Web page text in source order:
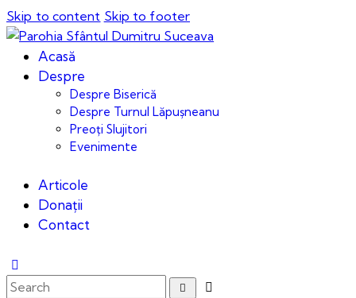
Skip to content Skip to footer
Acasă
Despre
Despre Biserică
Despre Turnul Lăpușneanu
Preoți Slujitori
Evenimente
Articole
Donații
Contact